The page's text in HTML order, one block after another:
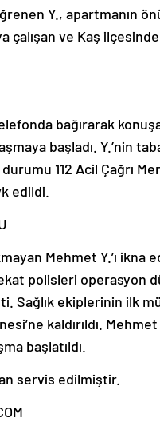
Y., apartmanın
çalışan ve Kaş
bağırarak
başladı. Y.’nin
112 Acil Çağrı
edildi.
Mehmet Y.’ı
polisleri operasyon
Sağlık ekiplerinin ilk
kaldırıldı.
başlatıldı.
servis edilmiştir.